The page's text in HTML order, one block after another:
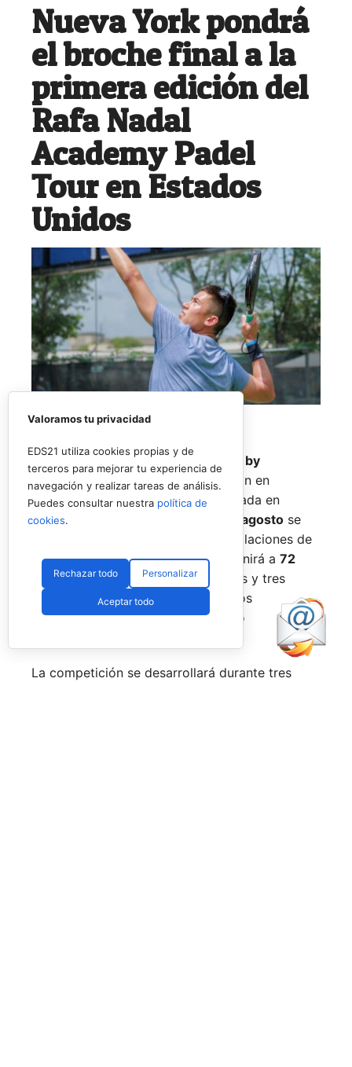
Nueva York pondrá
el broche final a la
primera edición del
Rafa Nadal
Academy Padel
Tour en Estados
Unidos
El Rafa Nadal Academy Padel Tour by
Playtomiccerrará su primera edición en
Estados Unidos con una última parada en
Nueva York
14 al 16 de agosto se
disputará el torneo final en las instalaciones de
Reserve Hudson Yards. La cita reunirá a 72
jugadores, repartidos en 36 parejas y tres
categorías, para decidir a los últimos
campeones del circuito en territorio
La competición se desarrollará durante tres
Valoramos tu privacidad
EDS21 utiliza cookies propias y de
terceros para mejorar tu experiencia de
navegación y realizar tareas de análisis.
Puedes consultar nuestra política de
cookies.
Rechazar todo Personalizar
Aceptar todo